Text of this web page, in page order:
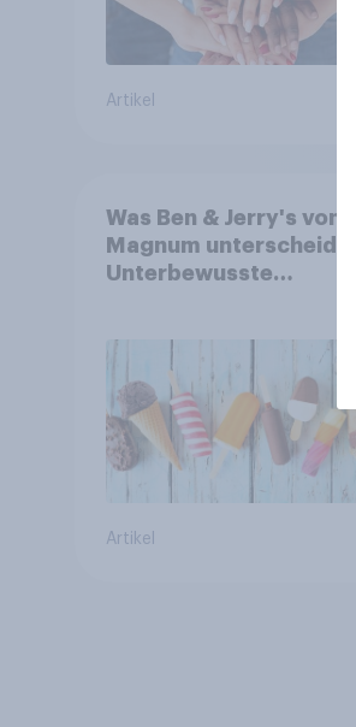
Artikel
Was Ben & Jerry's von
Magnum unterscheidet:
Unterbewusste
beeinflussen
Artikel